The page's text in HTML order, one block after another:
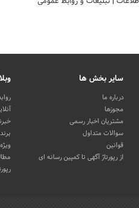
سایر بخش ها
درباره ما
مجوزها
مشتریان اخبار رسمی
سوالات متداول
قوانین
از رپورتاژ آگهی تا کمپین رسانه ای